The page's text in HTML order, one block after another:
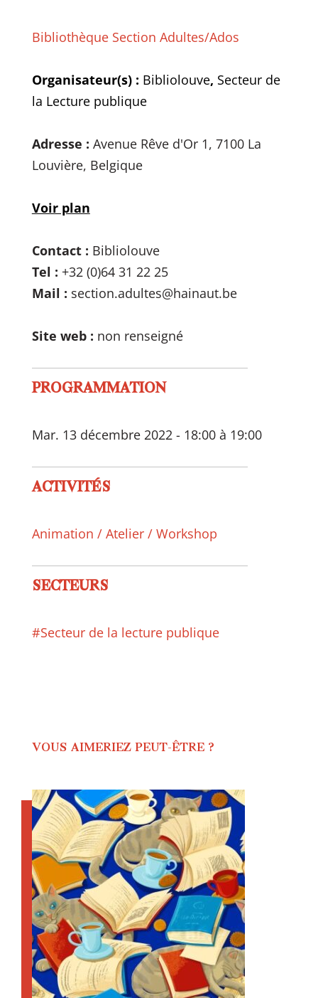
Bibliothèque Section Adultes/Ados
Organisateur(s) : Bibliolouve, Secteur de
la Lecture publique
Adresse : Avenue Rêve d'Or 1, 7100 La
Louvière, Belgique
Voir plan
Contact : Bibliolouve
Tel : +32 (0)64 31 22 25
Mail : section.adultes@hainaut.be
Site web : non renseigné
PROGRAMMATION
Mar. 13 décembre 2022 - 18:00 à 19:00
ACTIVITÉS
Animation / Atelier / Workshop
SECTEURS
#Secteur de la lecture publique
VOUS AIMERIEZ PEUT-ÊTRE ?